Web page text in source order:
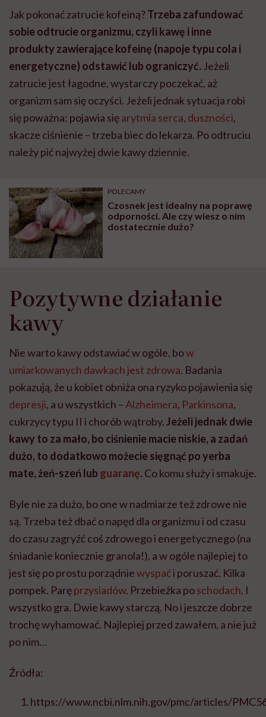
Jak pokonać zatrucie kofeiną?Trzeba zafundować
sobie odtrucie organizmu, czyli kawę i inne
produkty zawierające kofeinę (napoje typu cola i
energetyczne) odstawić lub ograniczyć. Jeżeli
zatrucie jest łagodne, wystarczy poczekać, aż
organizm sam się oczyści. Jeżeli jednak sytuacja robi
się poważna: pojawia sięarytmia serca, duszności,
skacze ciśnienie – trzeba biec do lekarza. Po odtruciu
należy pić najwyżej dwie kawy dziennie.
POLECAMY
Czosnek jest idealny na poprawę
odporności. Ale czy wiesz o nim
dostatecznie dużo?
Pozytywne działanie
kawy
Nie warto kawy odstawiać w ogóle, bow
umiarkowanych dawkach jest zdrowa. Badania
pokazują, że u kobiet obniża ona ryzyko pojawienia się
depresji, a u wszystkich – Alzheimera, Parkinsona,
cukrzycy typu II i chorób wątroby.Jeżeli jednak dwie
kawy to za mało, bo ciśnienie macie niskie, a zadań
dużo, to dodatkowo możecie sięgnąć po yerba
mate, żeń-szeń lub guaranę. Co komu służy i smakuje.
Byle nie za dużo, bo one w nadmiarze też zdrowe nie
są. Trzeba też dbać o napęd dla organizmu i od czasu
do czasu zagryźć coś zdrowego i energetycznego (na
śniadanie koniecznie granola!), a w ogóle najlepiej to
jest się po prostu porządniewyspaći poruszać. Kilka
pompek. Paręprzysiadów. Przebieżka poschodach. I
wszystko gra. Dwie kawy starczą. No i jeszcze dobrze
trochę wyhamować. Najlepiej przed zawałem, a nie już
po nim…
Źródła:
https://www.ncbi.nlm.nih.gov/pmc/articles/